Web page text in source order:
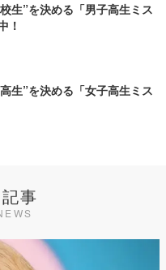
生”を決める「男子高生ミス
！
生”を決める「女子高生ミス
事